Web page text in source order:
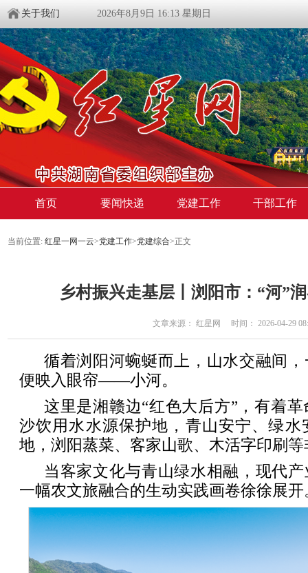
关于我们 2026年8月9日 16:13 星期日
首页 要闻快递 党建工作 干部工作
当前位置: 红星一网一云>党建工作>党建综合>正文
乡村振兴走基层丨浏阳市：“河”
文章来源： 红星网 时间： 2026-04-29
循着浏阳河蜿蜒而上，山水交融间
便映入眼帘——小河。
这里是湘赣边“红色大后方”，有着
沙饮用水水源保护地，青山安宁、绿水
地，浏阳蒸菜、客家山歌、木活字印刷
当客家文化与青山绿水相融，现代
一幅农文旅融合的生动实践画卷徐徐展开